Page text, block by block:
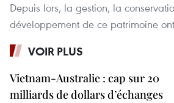
Depuis lors, la gestion, la
développement de ce patrimoine
VOIR PLUS
Vietnam-Australie : cap sur 20
milliards de dollars d’échanges